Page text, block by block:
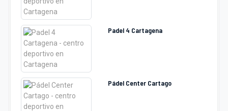
Padel 4 Cartagena
Pádel Center Cartago